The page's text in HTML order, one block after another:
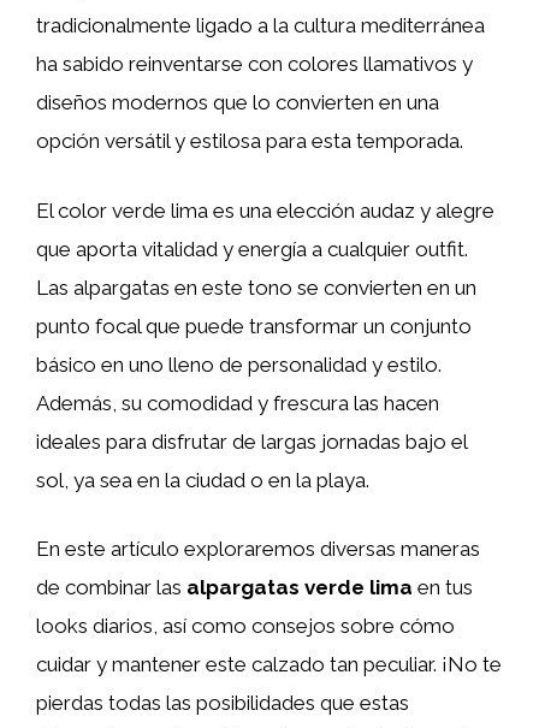
tradicionalmente ligado a la cultura mediterránea
ha sabido reinventarse con colores llamativos y
diseños modernos que lo convierten en una
opción versátil y estilosa para esta temporada.
El color verde lima es una elección audaz y alegre
que aporta vitalidad y energía a cualquier outfit.
Las alpargatas en este tono se convierten en un
punto focal que puede transformar un conjunto
básico en uno lleno de personalidad y estilo.
Además, su comodidad y frescura las hacen
ideales para disfrutar de largas jornadas bajo el
sol, ya sea en la ciudad o en la playa.
En este artículo exploraremos diversas maneras
de combinar las alpargatas verde lima en tus
looks diarios, así como consejos sobre cómo
cuidar y mantener este calzado tan peculiar. ¡No te
pierdas todas las posibilidades que estas